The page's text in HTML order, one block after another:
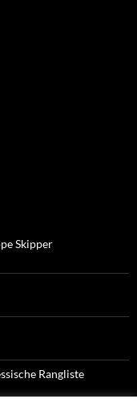
Skipper
Rangliste